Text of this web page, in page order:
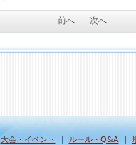
前へ 次へ
大会・イベント ｜ ルール・Q&A｜